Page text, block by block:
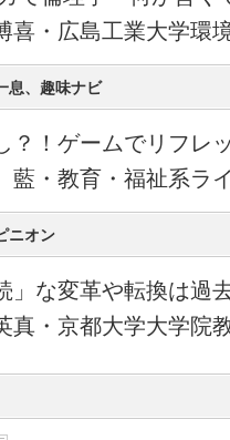
喜・広島工業大学環
息、趣味ナビ
？！ゲームでリフレ
藍・教育・福祉系ライ
ニオン
」な変革や転換は過
真・京都大学大学院